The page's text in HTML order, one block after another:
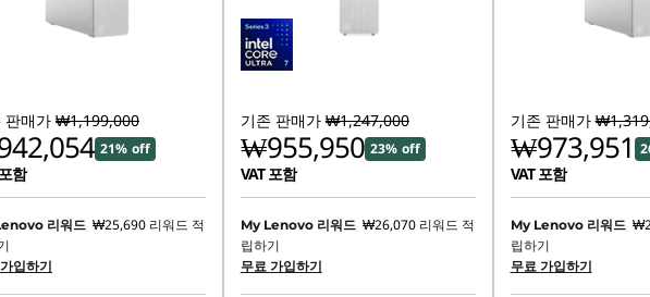
판매가 ₩1,199,000
21% off
함
리워드 ₩25,690 리워드 적
입하기
기존 판매가 ₩1,247,000
₩955,950 23% off
VAT 포함
My Lenovo 리워드 ₩26,070리워드 적
립하기
무료 가입하기
기존 판매가
₩973,951
VAT 포함
My Lenovo 리워드
립하기
무료 가입하기